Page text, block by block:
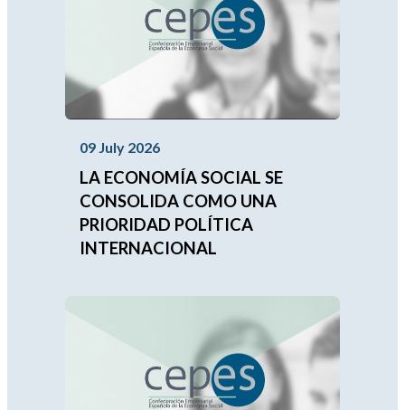
09 July 2026
LA ECONOMÍA SOCIAL SE
CONSOLIDA COMO UNA
PRIORIDAD POLÍTICA
INTERNACIONAL